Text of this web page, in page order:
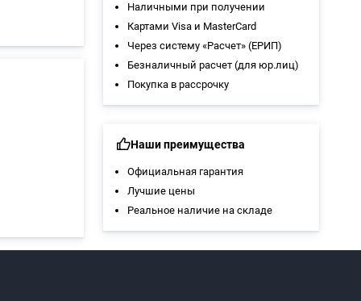
Наличными при получении
Картами Visa и MasterCard
Через систему «Расчет» (ЕРИП)
Безналичный расчет (для юр.лиц)
Покупка в рассрочку
Наши преимущества
Официальная гарантия
Лучшие цены
Реальное наличие на складе